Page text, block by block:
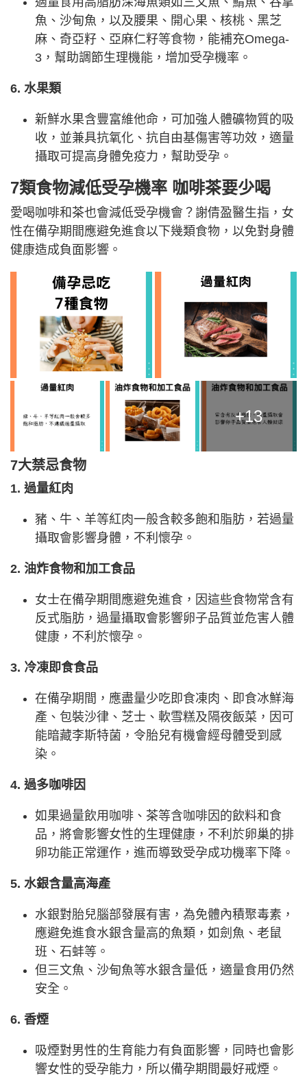
魚、沙甸魚，以及腰果、開心果、核桃、黑芝
麻、奇亞籽、亞麻仁籽等食物，能補充Omega-
3，幫助調節生理機能，增加受孕機率。
6. 水果類
新鮮水果含豐富維他命，可加強人體礦物質的吸
收，並兼具抗氧化、抗自由基傷害等功效，適量
攝取可提高身體免疫力，幫助受孕。
7類食物減低受孕機率 咖啡茶要少喝
愛喝咖啡和茶也會減低受孕機會？謝倩盈醫生指，女
性在備孕期間應避免進食以下幾類食物，以免對身體
健康造成負面影響。
+13
7大禁忌食物
1. 過量紅肉
豬、牛、羊等紅肉一般含較多飽和脂肪，若過量
攝取會影響身體，不利懷孕。
2. 油炸食物和加工食品
女士在備孕期間應避免進食，因這些食物常含有
反式脂肪，過量攝取會影響卵子品質並危害人體
健康，不利於懷孕。
3. 冷凍即食食品
在備孕期間，應盡量少吃即食凍肉、即食冰鮮海
產、包裝沙律、芝士、軟雪糕及隔夜飯菜，因可
能暗藏李斯特菌，令胎兒有機會經母體受到感
染。
4. 過多咖啡因
如果過量飲用咖啡、茶等含咖啡因的飲料和食
品，將會影響女性的生理健康，不利於卵巢的排
卵功能正常運作，進而導致受孕成功機率下降。
5. 水銀含量高海產
水銀對胎兒腦部發展有害，為免體內積聚毒素，
應避免進食水銀含量高的魚類，如劍魚、老鼠
班、石蚌等。
但三文魚、沙甸魚等水銀含量低，適量食用仍然
安全。
6. 香煙
吸煙對男性的生育能力有負面影響，同時也會影
響女性的受孕能力，所以備孕期間最好戒煙。